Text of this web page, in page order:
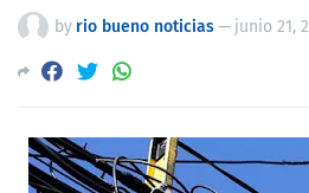
by rio bueno noticias— junio 21,